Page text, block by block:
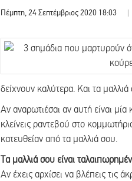
Πέμπτη, 24 Σεπτέμβριος 2020 18:03 |
δείχνουν καλύτερα. Kαι τα μαλλιά
Αν αναρωτιέσαι αν αυτή είναι
κλείνεις ραντεβού στο
κατευθείαν από τα μαλλιά σου.
Τα μαλλιά σου είναι
Αν έχεις αρχίσει να βλέπεις τις